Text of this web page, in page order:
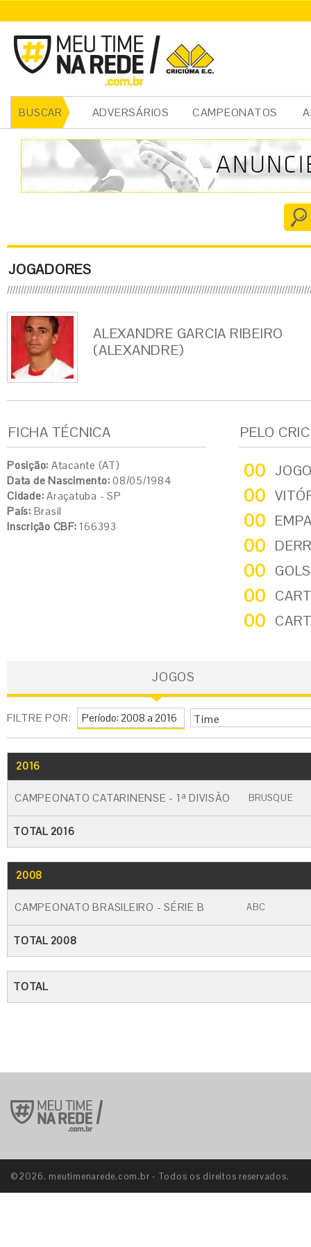
BUSCAR ADVERSÁRIOS CAMPEONATOS
JOGADORES
ALEXANDRE GARCIA RIBEIRO
(ALEXANDRE)
FICHA TÉCNICA
Posição: Atacante (AT)
Data de Nascimento: 08/05/1984
Cidade: Araçatuba - SP
País: Brasil
Inscrição CBF: 166393
PELO
00
00
00
00
00
00
00
JOGOS
FILTRE POR: Time
2016
CAMPEONATO CATARINENSE - 1ª DIVISÃO BRUSQUE
TOTAL 2016
2008
CAMPEONATO BRASILEIRO - SÉRIE B ABC
TOTAL 2008
TOTAL
©2026. meutimenarede.com.br - Todos os direitos reservados.